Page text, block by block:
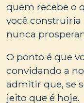
quem recebe o
você construiria
nunca
O ponto é que
convidando a
admitir que, se
jeito que é hoje.